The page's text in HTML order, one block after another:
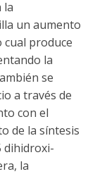
la
un aumento
cual produce
la
se
a través de
con el
de la síntesis
dihidroxi-
la